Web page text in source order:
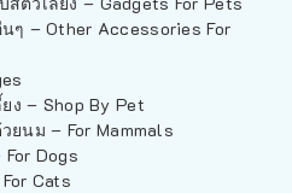
ๆ – Other Accessories For
ง – Shop By Pet
ยนม – For Mammals
Dogs
Cats